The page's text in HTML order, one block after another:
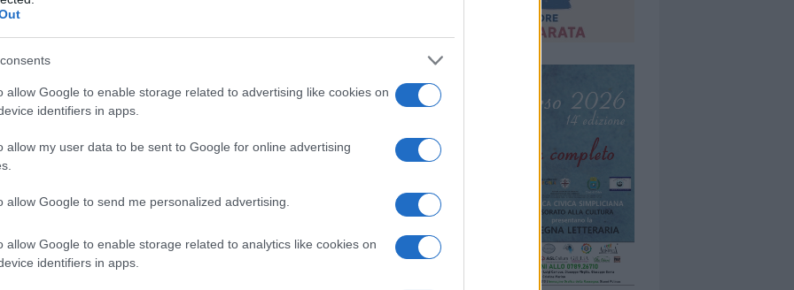
allow Google to enable storage related to advertising like cookies on
identifiers in apps.
allow my user data to be sent to Google for online advertising
allow Google to send me personalized advertising.
allow Google to enable storage related to analytics like cookies on
identifiers in apps.
nella sezioneLogin
Voli Svizzera
di GalluraOggi.it